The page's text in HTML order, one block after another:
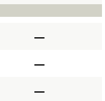
–
–
–